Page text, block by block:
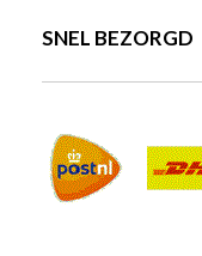
SNEL BEZORGD